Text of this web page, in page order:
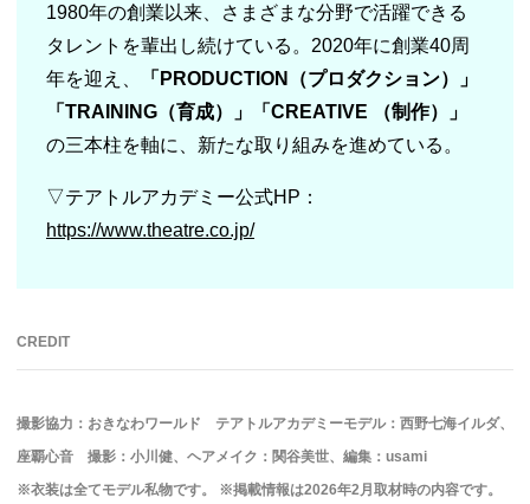
1980年の創業以来、さまざまな分野で活躍できる
タレントを輩出し続けている。2020年に創業40周
年を迎え、
「PRODUCTION（プロダクション）」
「TRAINING（育成）」「CREATIVE （制作）」
の三本柱を軸に、新たな取り組みを進めている。
▽テアトルアカデミー公式HP：
https://www.theatre.co.jp/
CREDIT
撮影協力：おきなわワールド テアトルアカデミーモデル：西野七海イルダ、
座覇心音 撮影：小川健、ヘアメイク：関谷美世、編集：usami
※衣装は全てモデル私物です。 ※掲載情報は2026年2月取材時の内容です。